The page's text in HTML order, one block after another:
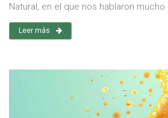
Natural, en el que nos hablaron mucho
Leer más